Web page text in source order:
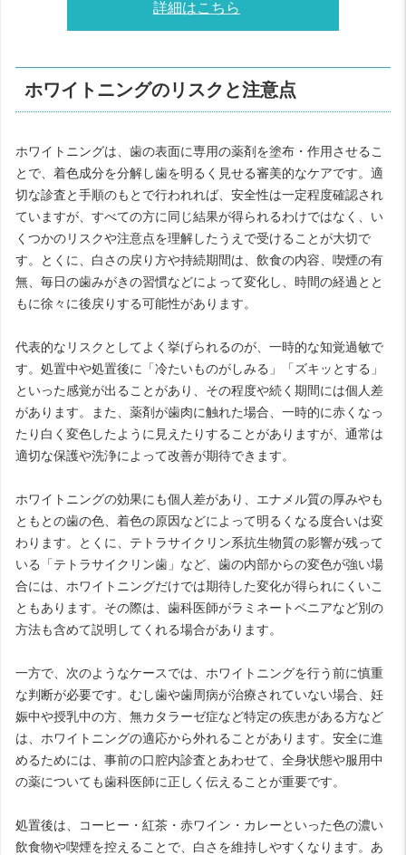
詳細はこちら
ホワイトニングのリスクと注意点
ホワイトニングは、歯の表面に専用の薬剤を塗布・作用させるこ
とで、着色成分を分解し歯を明るく見せる審美的なケアです。適
切な診査と手順のもとで行われれば、安全性は一定程度確認され
ていますが、すべての方に同じ結果が得られるわけではなく、い
くつかのリスクや注意点を理解したうえで受けることが大切で
す。とくに、白さの戻り方や持続期間は、飲食の内容、喫煙の有
無、毎日の歯みがきの習慣などによって変化し、時間の経過とと
もに徐々に後戻りする可能性があります。
代表的なリスクとしてよく挙げられるのが、一時的な知覚過敏で
す。処置中や処置後に「冷たいものがしみる」「ズキッとする」
といった感覚が出ることがあり、その程度や続く期間には個人差
があります。また、薬剤が歯肉に触れた場合、一時的に赤くなっ
たり白く変色したように見えたりすることがありますが、通常は
適切な保護や洗浄によって改善が期待できます。
ホワイトニングの効果にも個人差があり、エナメル質の厚みやも
ともとの歯の色、着色の原因などによって明るくなる度合いは変
わります。とくに、テトラサイクリン系抗生物質の影響が残って
いる「テトラサイクリン歯」など、歯の内部からの変色が強い場
合には、ホワイトニングだけでは期待した変化が得られにくいこ
ともあります。その際は、歯科医師がラミネートベニアなど別の
方法も含めて説明してくれる場合があります。
一方で、次のようなケースでは、ホワイトニングを行う前に慎重
な判断が必要です。むし歯や歯周病が治療されていない場合、妊
娠中や授乳中の方、無カタラーゼ症など特定の疾患がある方など
は、ホワイトニングの適応から外れることがあります。安全に進
めるためには、事前の口腔内診査とあわせて、全身状態や服用中
の薬についても歯科医師に正しく伝えることが重要です。
処置後は、コーヒー・紅茶・赤ワイン・カレーといった色の濃い
飲食物や喫煙を控えることで、白さを維持しやすくなります。あ